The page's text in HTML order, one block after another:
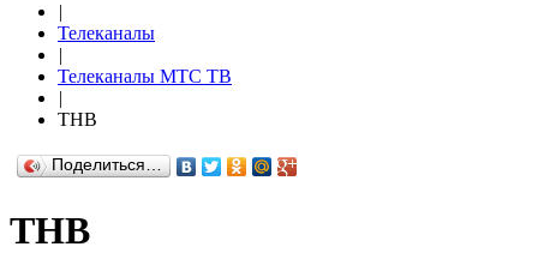
|
Телеканалы
|
Телеканалы МТС ТВ
|
ТНВ
Поделиться…
ТНВ